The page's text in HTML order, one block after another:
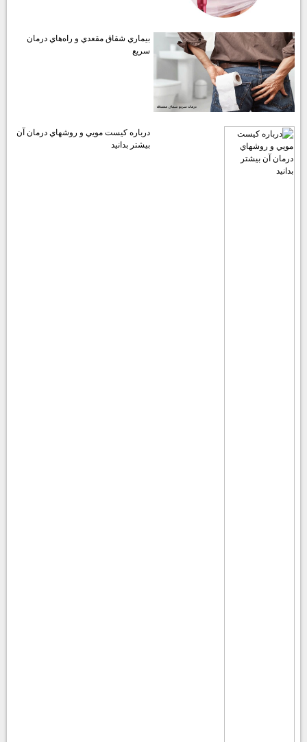
بيماري شقاق مقعدي و راه‌هاي درمان
سريع
درباره كيست مويي و روشهاي درمان آن
بيشتر بدانيد